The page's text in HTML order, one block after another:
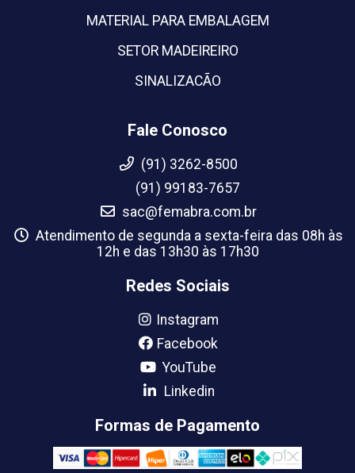
MATERIAL PARA EMBALAGEM
SETOR MADEIREIRO
SINALIZACÃO
Fale Conosco
(91) 3262-8500
(91) 99183-7657
sac@femabra.com.br
Atendimento de segunda a sexta-feira das 08h às
12h e das 13h30 às 17h30
Redes Sociais
Instagram
Facebook
YouTube
Linkedin
Formas de Pagamento